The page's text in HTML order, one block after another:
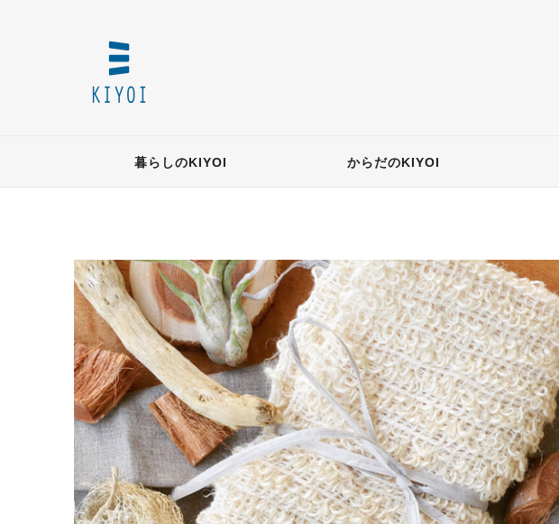
暮らしのKIYOI からだのKIYOI